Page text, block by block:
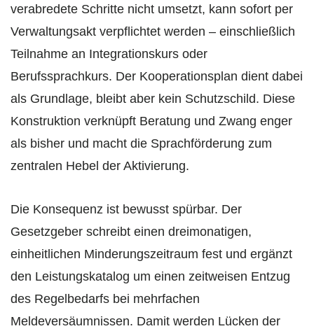
verabredete Schritte nicht umsetzt, kann sofort per
Verwaltungsakt verpflichtet werden – einschließlich
Teilnahme an Integrationskurs oder
Berufssprachkurs. Der Kooperationsplan dient dabei
als Grundlage, bleibt aber kein Schutzschild. Diese
Konstruktion verknüpft Beratung und Zwang enger
als bisher und macht die Sprachförderung zum
zentralen Hebel der Aktivierung.
Die Konsequenz ist bewusst spürbar. Der
Gesetzgeber schreibt einen dreimonatigen,
einheitlichen Minderungszeitraum fest und ergänzt
den Leistungskatalog um einen zeitweisen Entzug
des Regelbedarfs bei mehrfachen
Meldeversäumnissen. Damit werden Lücken der